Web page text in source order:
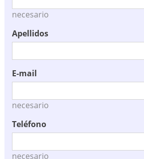
necesario
Apellidos
E-mail
necesario
Teléfono
necesario